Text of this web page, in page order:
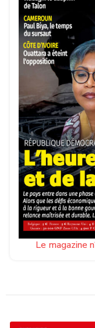
Le magazine